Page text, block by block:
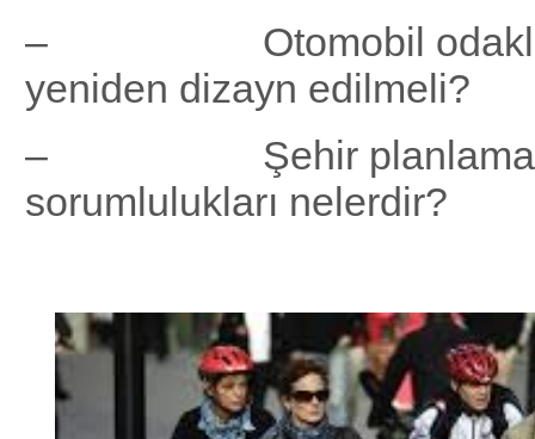
– Otomobil odaklı
yeniden dizayn edilmeli?
– Şehir
sorumlulukları nelerdir?